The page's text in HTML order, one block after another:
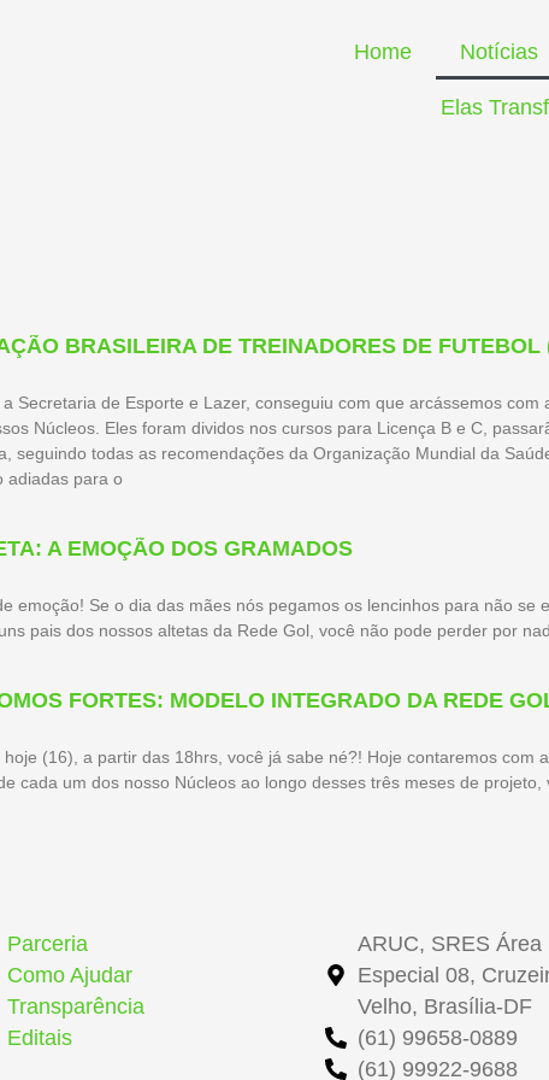
Home Notícias
Elas
BRASILEIRA DE TREINADORES DE FUTEBOL
Secretaria de Esporte e Lazer, conseguiu com que arcássemos
Núcleos. Eles foram dividos nos cursos para Licença B e C,
seguindo todas as recomendações da Organização Mundial da
adiadas para o
A EMOÇÃO DOS GRAMADOS
emoção! Se o dia das mães nós pegamos os lencinhos para não se
pais dos nossos altetas da Rede Gol, você não pode perder por
FORTES: MODELO INTEGRADO DA REDE
(16), a partir das 18hrs, você já sabe né?! Hoje contaremos com
cada um dos nosso Núcleos ao longo desses três meses de
Parceria
Como Ajudar
Transparência
Editais
ARUC, SRES Área
Especial 08,
Velho, Brasília-DF
(61) 99658-0889
(61) 99922-9688